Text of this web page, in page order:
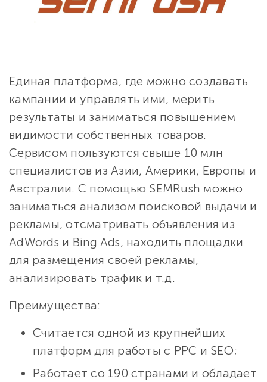
Единая платформа, где можно создавать
кампании и управлять ими, мерить
результаты и заниматься повышением
видимости собственных товаров.
Сервисом пользуются свыше 10 млн
специалистов из Азии, Америки, Европы и
Австралии. С помощью SEMRush можно
заниматься анализом поисковой выдачи и
рекламы, отсматривать объявления из
AdWords и Bing Ads, находить площадки
для размещения своей рекламы,
анализировать трафик и т.д.
Преимущества:
Считается одной из крупнейших
платформ для работы с PPC и SEO;
Работает со 190 странами и обладает